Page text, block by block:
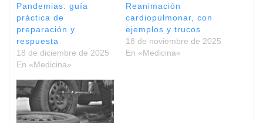
Pandemias: guía
práctica de
preparación y
respuesta
18 de diciembre de 2025
En «Medicina»
Reanimación
cardiopulmonar, con
ejemplos y trucos
18 de noviembre de 2025
En «Medicina»